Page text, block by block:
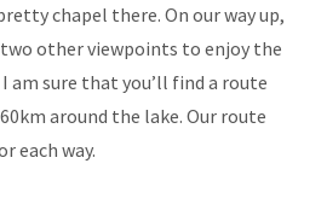
chapel there. On our way up,
two other viewpoints to enjoy the
am sure that you’ll find a route
around the lake. Our route
each way.